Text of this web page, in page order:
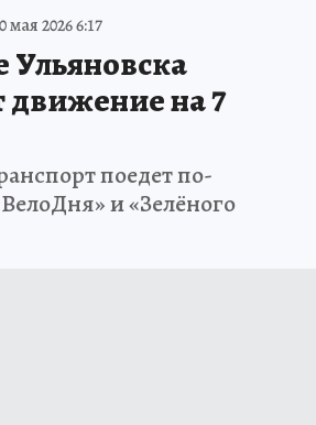
мая 2026 6:17
Ульяновска
на 7
поедет по-
и «Зелёного